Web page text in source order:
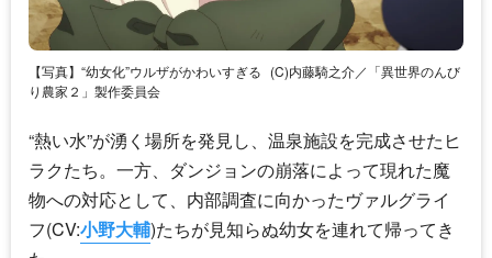
【写真】“幼女化”ウルザがかわいすぎる (C)内藤騎之介／「異世界のんび
り農家２」製作委員会
“熱い水”が湧く場所を発見し、温泉施設を完成させたヒ
ラクたち。一方、ダンジョンの崩落によって現れた魔
物への対応として、内部調査に向かったヴァルグライ
フ(CV:小野大輔)たちが見知らぬ幼女を連れて帰ってき